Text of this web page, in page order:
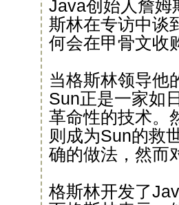
Java创始人詹姆
斯林在专访中谈
何会在甲骨文收
当格斯林领导他
Sun正是一家如
革命性的技术。
则成为Sun的救
确的做法，然而
格斯林开发了